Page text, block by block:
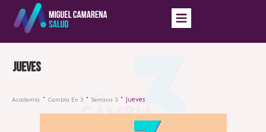
Jueves
Academia Cambia En 3 Semana 3 Jueves